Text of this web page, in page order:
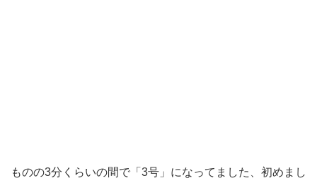
ものの3分くらいの間で「3号」になってました、初めまし